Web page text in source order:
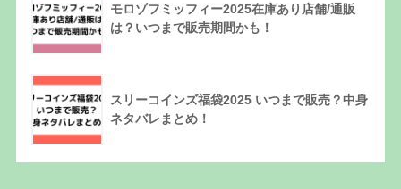
モロゾフミッフィー2025在庫あり店舗/通販
は？いつまで販売期間かも！
スリーコインズ福袋2025 いつまで販売？中身
ネタバレまとめ！